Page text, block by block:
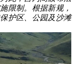
限制。根据新规，
护区、公园及沙滩